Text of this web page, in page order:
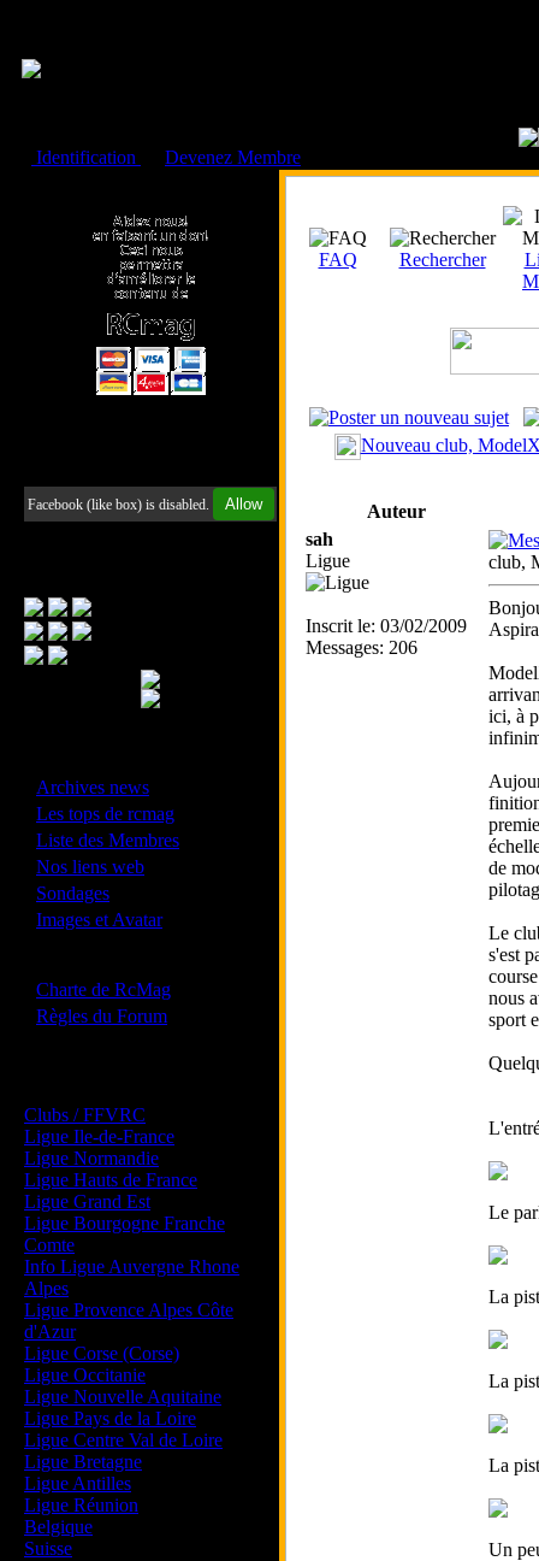
Identification
Devenez Membre
Facebook (like box) is disabled. Allow
Archives news
Les tops de rcmag
Liste des Membres
Nos liens web
Sondages
Images et Avatar
Charte de RcMag
Règles du Forum
Clubs / FFVRC
Ligue Ile-de-France
Ligue Normandie
Ligue Hauts de France
Ligue Grand Est
Ligue Bourgogne Franche
Comte
Info Ligue Auvergne Rhone
Alpes
Ligue Provence Alpes Côte
d'Azur
Ligue Corse (Corse)
Ligue Occitanie
Ligue Nouvelle Aquitaine
Ligue Pays de la Loire
Ligue Centre Val de Loire
Ligue Bretagne
Ligue Antilles
Ligue Réunion
Belgique
Suisse
FAQ Rechercher
Nouveau club,
Auteur
sah
Ligue
Inscrit le: 03/02/2009
Messages: 206
club,
ici, à
de
Le
s'est
nous
sport
Le
La
La
La
Un